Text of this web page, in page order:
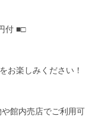
付 ■□
お楽しみください！
館内売店でご利用可